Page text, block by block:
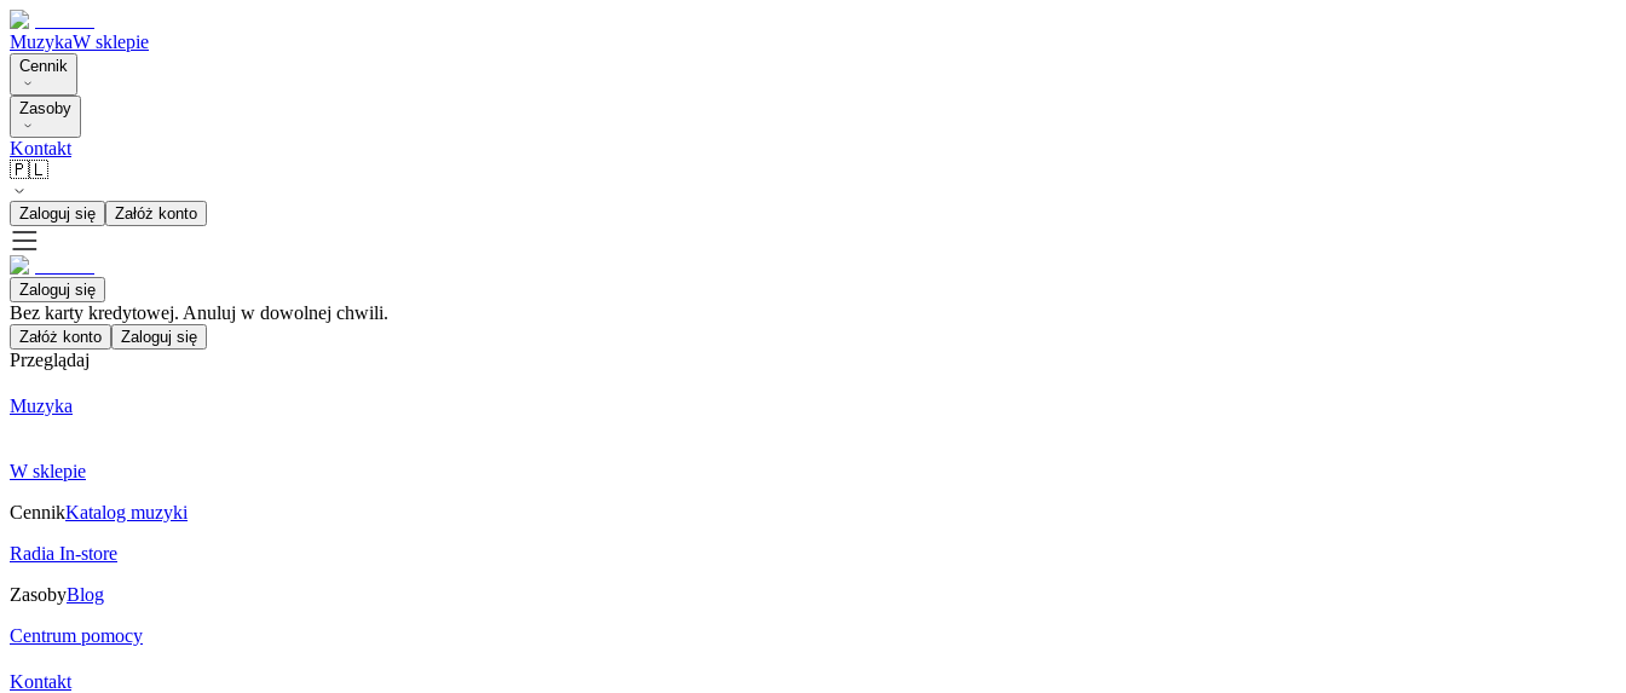
MuzykaW sklepie
Cennik
Zasoby
Kontakt
🇵🇱
Zaloguj się Załóż konto
Zaloguj się
Bez karty kredytowej. Anuluj w dowolnej chwili.
Załóż konto Zaloguj się
Przeglądaj
Muzyka
W sklepie
CennikKatalog muzyki
Radia In-store
ZasobyBlog
Centrum pomocy
Kontakt